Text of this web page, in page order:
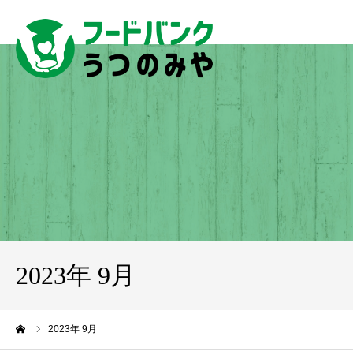
2023年 9月
2023年 9月